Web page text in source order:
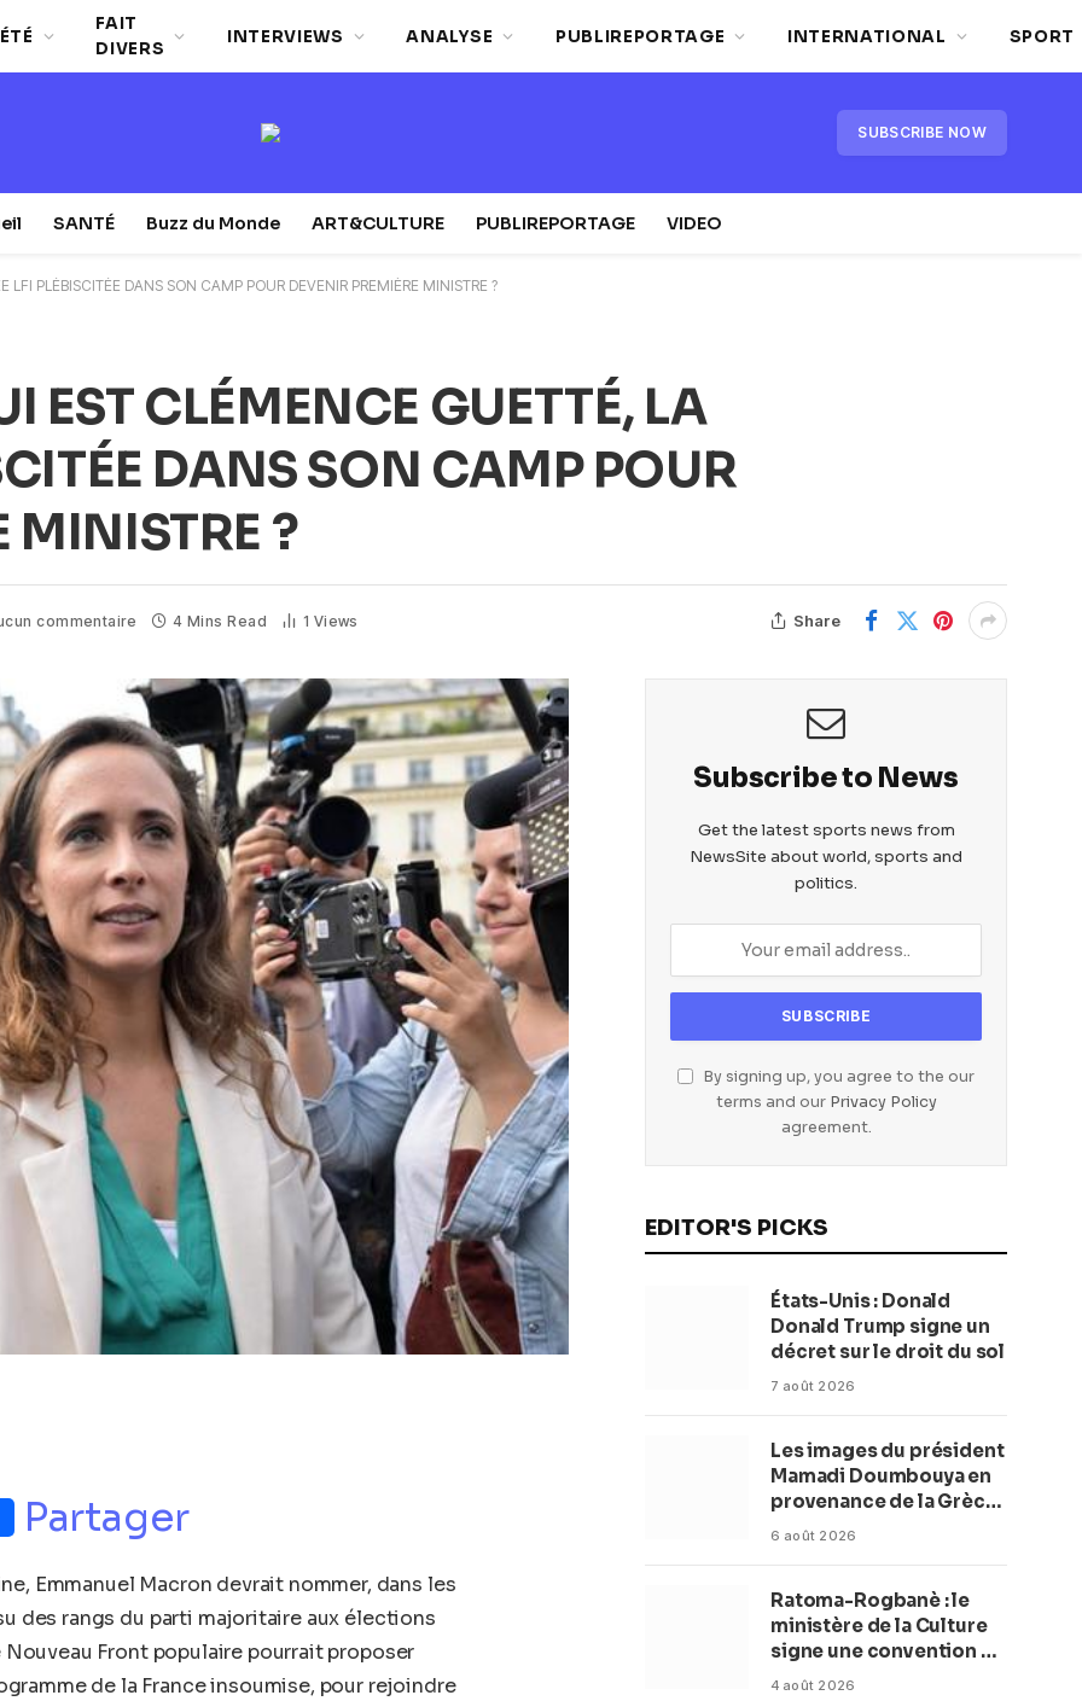
FAIT
DIVERS
INTERVIEWS ANALYSE PUBLIREPORTAGE INTERNATIONAL SPORT
SUBSCRIBE NOW
SANTÉ Buzz du Monde ART&CULTURE PUBLIREPORTAGE VIDEO
PLÉBISCITÉE DANS SON CAMP POUR DEVENIR PREMIÈRE MINISTRE ?
EST CLÉMENCE GUETTÉ, LA
DANS SON CAMP POUR
MINISTRE ?
commentaire 4 Mins Read 1 Views Share
Partager
Emmanuel Macron devrait nommer, dans les
des rangs du parti majoritaire aux élections
Front populaire pourrait proposer
de la France insoumise, pour rejoindre
Subscribe to News
Get the latest sports news from
NewsSite about world, sports and
politics.
By signing up, you agree to the our
terms and our Privacy Policy
agreement.
EDITOR'S PICKS
États-Unis : Donald
Donald Trump signe un
décret sur le droit du sol
7 août 2026
Les images du président
Mamadi Doumbouya en
provenance de la Grèce
rassurent les Guinéens
6 août 2026
Ratoma-Rogbanè : le
ministère de la Culture
signe une convention de
42 millions de dollars
4 août 2026